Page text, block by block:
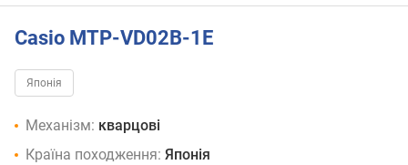
Casio MTP-VD02B-1E
Японія
Механізм: кварцові
Країна походження: Японія